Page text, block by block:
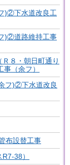
)②下水道改良工
)②道路維持工事
８・朝日町通り
（余フ）
フ)②下水道改良
布設替工事
38）